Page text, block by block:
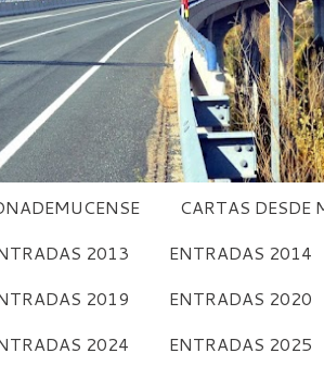
CARTAS DESDE
2013 ENTRADAS 2014
2019 ENTRADAS 2020
2024 ENTRADAS 2025